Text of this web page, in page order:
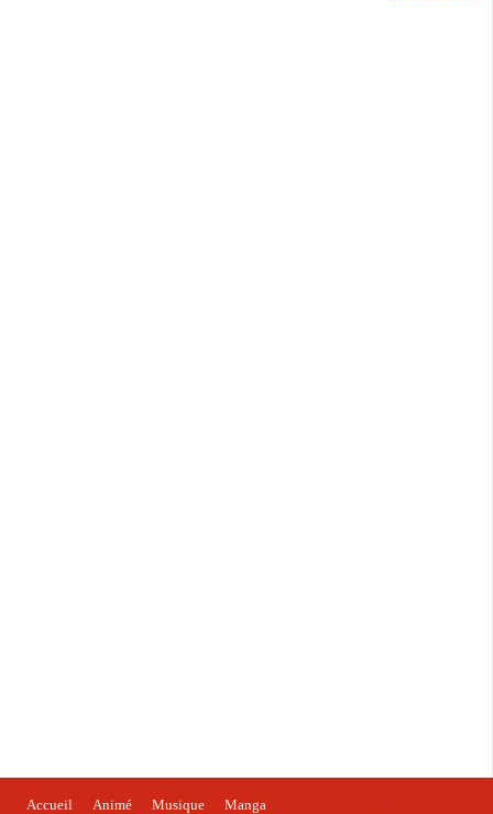
Accueil Animé Musique
Manga